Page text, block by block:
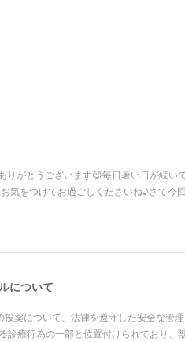
がとうございます😊毎日暑い日が続い
気をつけてお過ごしくださいね♪さて今
について
薬について、法律を遵守した安全な管
療行為の一部と位置付けられており、